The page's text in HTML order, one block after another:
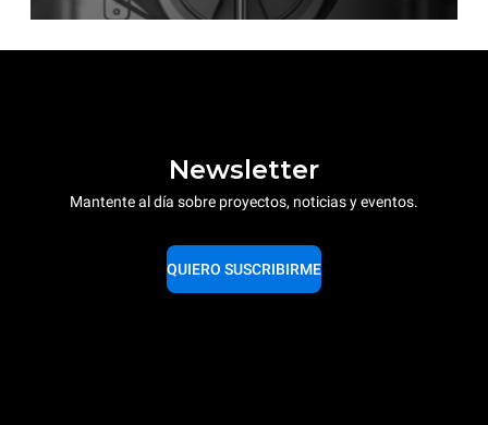
Newsletter
Mantente al día sobre proyectos, noticias y eventos.
QUIERO SUSCRIBIRME